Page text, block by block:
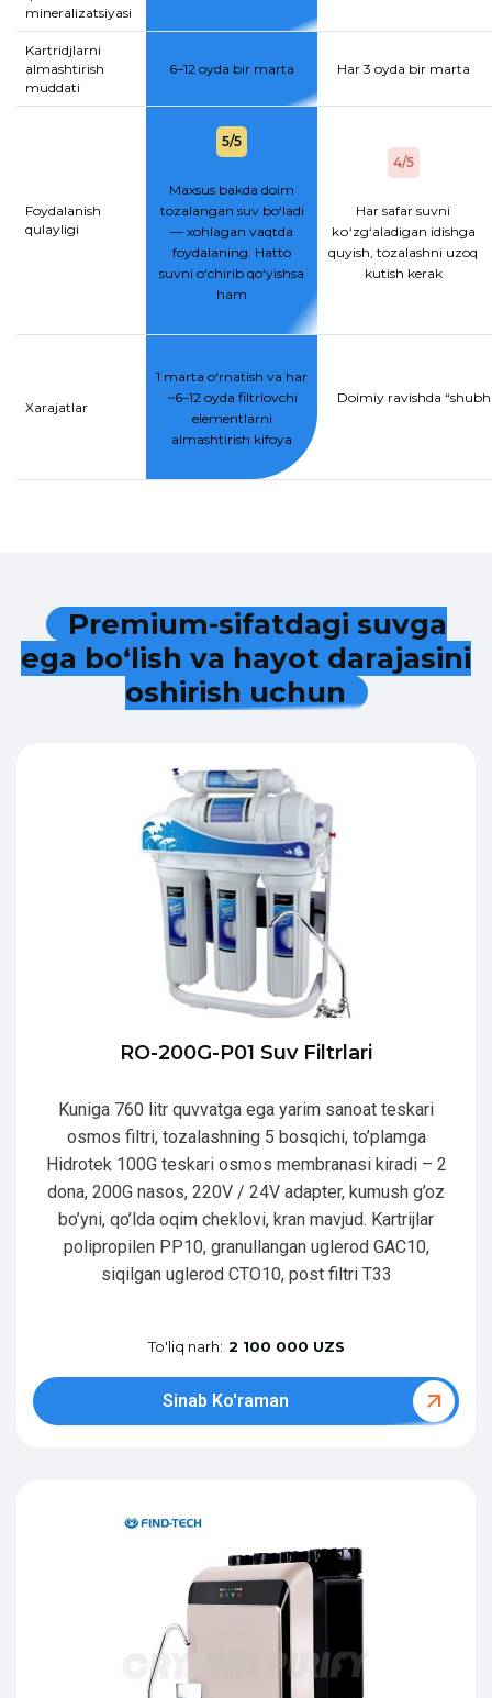
mineralizatsiyasi
Kartridjlarni
almashtirish
muddati
6–12 oyda bir marta Har 3 oyda bir marta
Foydalanish
qulayligi
5/5
Maxsus bakda doim
tozalangan suv bo‘ladi
— xohlagan vaqtda
foydalaning. Hatto
suvni o‘chirib qo‘yishsa
ham
4/5
Har safar suvni
kо‘zg‘aladigan idishga
quyish, tozalashni uzoq
kutish kerak
Xarajatlar
1 marta o‘rnatish va har
~6–12 oyda filtrlovchi
elementlarni
almashtirish kifoya
Doimiy ravishda
Premium-sifatdagi suvga
ega bo‘lish va hayot darajasini
oshirish uchun
RO-200G-P01 Suv Filtrlari
Kuniga 760 litr quvvatga ega yarim sanoat teskari
osmos filtri, tozalashning 5 bosqichi, to’plamga
Hidrotek 100G teskari osmos membranasi kiradi – 2
dona, 200G nasos, 220V / 24V adapter, kumush g’oz
bo’yni, qo’lda oqim cheklovi, kran mavjud. Kartrijlar
polipropilen PP10, granullangan uglerod GAC10,
siqilgan uglerod CTO10, post filtri T33
To'liq narh: 2 100 000 UZS
Sinab Ko'raman